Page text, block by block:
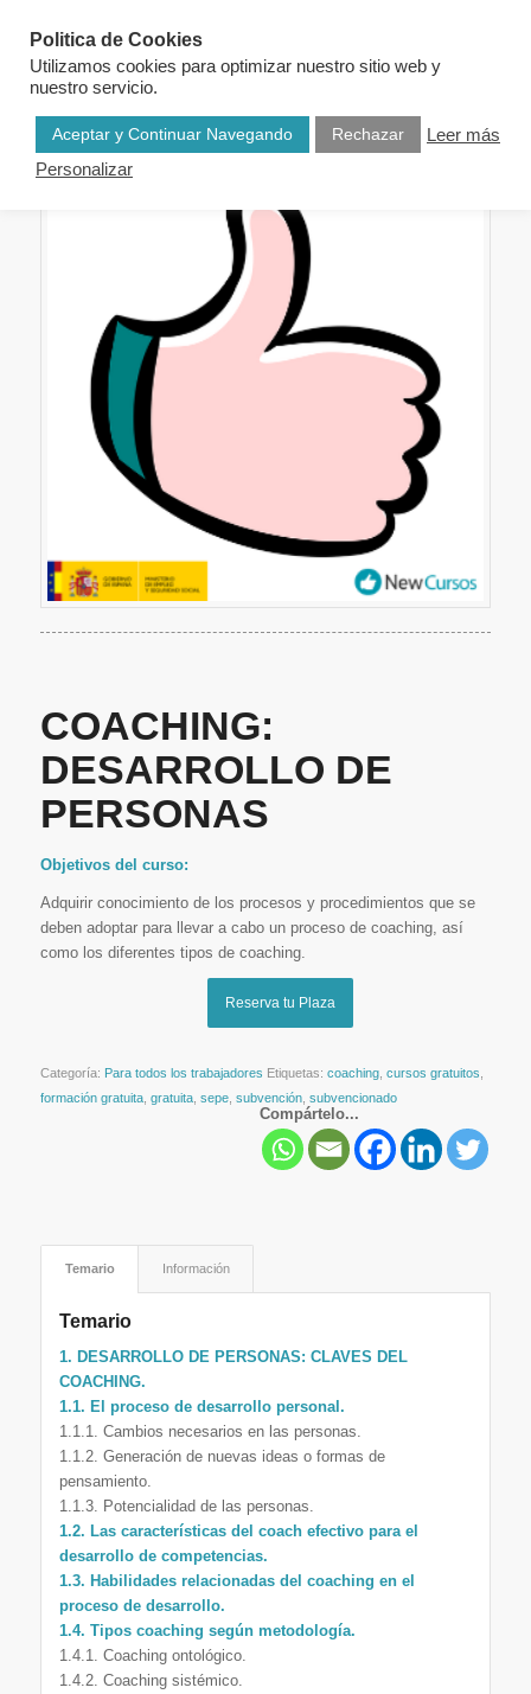
COACHING:
DESARROLLO DE
PERSONAS
Objetivos del curso:
Adquirir conocimiento de los procesos y procedimientos que se
deben adoptar para llevar a cabo un proceso de coaching, así
como los diferentes tipos de coaching.
Reserva tu Plaza
Categoría: Para todos los trabajadores Etiquetas: coaching, cursos gratuitos
formación gratuita, gratuita, sepe, subvención, subvencionado
Compártelo...
Temario Información
Temario
1. DESARROLLO DE PERSONAS: CLAVES DEL
COACHING.
1.1. El proceso de desarrollo personal.
1.1.1. Cambios necesarios en las personas.
1.1.2. Generación de nuevas ideas o formas de
pensamiento.
1.1.3. Potencialidad de las personas.
1.2. Las características del coach efectivo para el
desarrollo de competencias.
1.3. Habilidades relacionadas del coaching en el
proceso de desarrollo.
1.4. Tipos coaching según metodología.
1.4.1. Coaching ontológico.
1.4.2. Coaching sistémico.
Politica de Cookies
Utilizamos cookies para optimizar nuestro sitio web y
nuestro servicio.
Aceptar y Continuar Navegando Rechazar
Leer más
Personalizar